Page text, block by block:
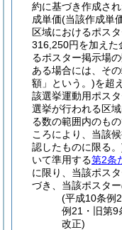
約に基づき作成さ
成単価(当該作成単
区域におけるポス
316,250円を加えた
るポスター掲示場
ある場合には、そ
額」という。)を超
該選挙運動用ポス
選挙が行われる区
る数の範囲内のも
ころにより、当該
認したものに限る
いて準用する第2条
に限り、当該ポス
づき、当該ポスタ
(平成10条例
例21・旧第9
改正)